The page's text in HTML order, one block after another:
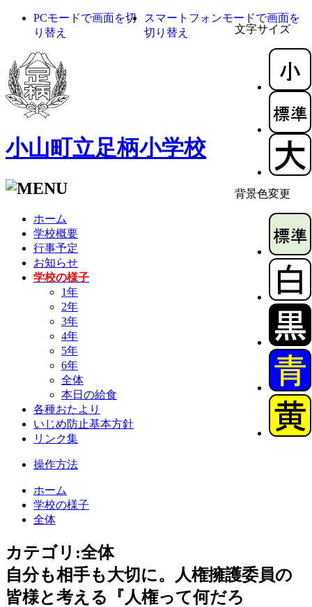
文字サイズ
背景色変更
PCモードで画面を切
り替え
スマートフォンモードで画面を
切り替え
小山町立足柄小学校
ホーム
学校概要
行事予定
お知らせ
学校の様子
1年
2年
3年
4年
5年
6年
全体
本日の給食
各種おたより
いじめ防止基本方針
リンク集
操作方法
ホーム
学校の様子
全体
カテゴリ:全体
自分も相手も大切に。人権擁護委員の
皆様と考える『人権って何だろ